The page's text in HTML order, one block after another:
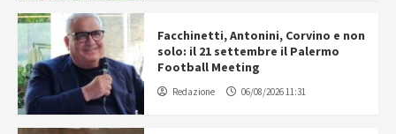
Facchinetti, Antonini, Corvino e non
solo: il 21 settembre il Palermo
Football Meeting
Redazione 06/08/2026 11:31